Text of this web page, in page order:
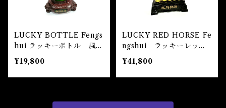
LUCKY BOTTLE Fengs
hui ラッキーボトル 風水
置物
¥19,800
LUCKY RED HORSE Fe
ngshui ラッキーレッド
ホース風水置物
¥41,800